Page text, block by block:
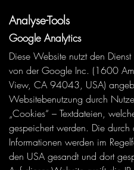
Analyse-Tools
Google Analytics
Diese Website nutzt den
von der Google Inc. (1600
View, CA 94043, USA)
Websitebenutzung durch
„Cookies“ – Textdateien,
gespeichert werden. Die
Informationen werden im
den USA gesandt und dort